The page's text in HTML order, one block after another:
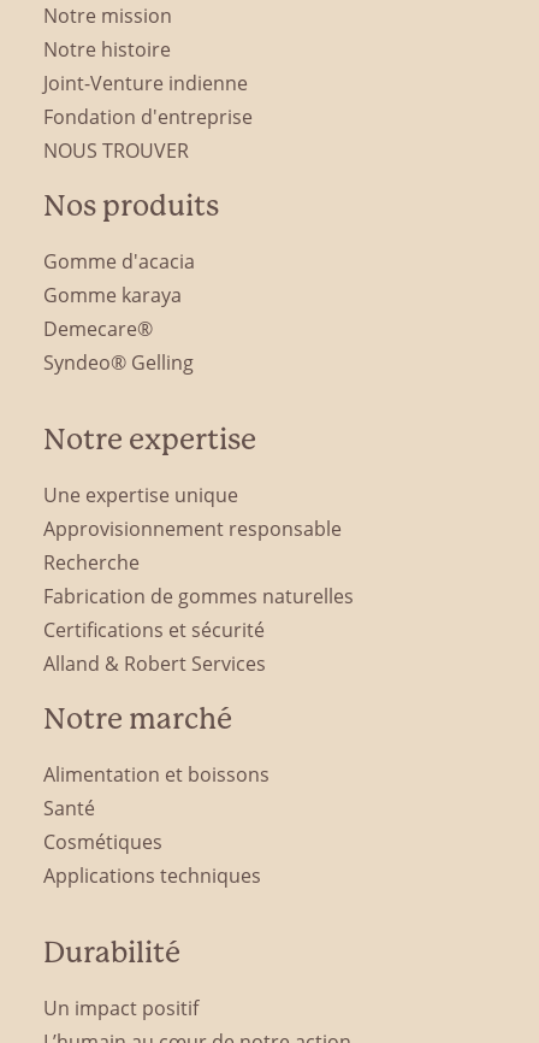
Notre mission
Notre histoire
Joint-Venture indienne
Fondation d'entreprise
NOUS TROUVER
Nos produits
Gomme d'acacia
Gomme karaya
Demecare®
Syndeo® Gelling
Notre expertise
Une expertise unique
Approvisionnement responsable
Recherche
Fabrication de gommes naturelles
Certifications et sécurité
Alland & Robert Services
Notre marché
Alimentation et boissons
Santé
Cosmétiques
Applications techniques
Durabilité
Un impact positif